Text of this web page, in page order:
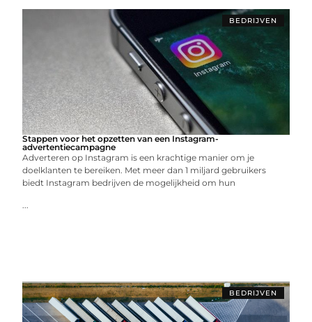
BEDRIJVEN
Stappen voor het opzetten van een Instagram-
advertentiecampagne
Adverteren op Instagram is een krachtige manier om je
doelklanten te bereiken. Met meer dan 1 miljard gebruikers
biedt Instagram bedrijven de mogelijkheid om hun
...
BEDRIJVEN